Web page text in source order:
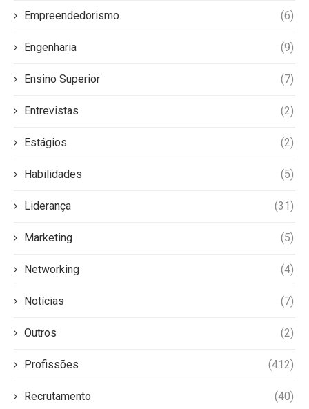
Empreendedorismo (6)
Engenharia (9)
Ensino Superior (7)
Entrevistas (2)
Estágios (2)
Habilidades (5)
Liderança (31)
Marketing (5)
Networking (4)
Notícias (7)
Outros (2)
Profissões (412)
Recrutamento (40)